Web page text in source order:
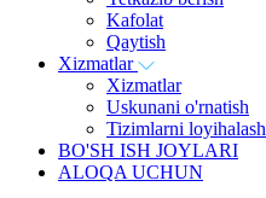
Kafolat
Qaytish
Xizmatlar
Xizmatlar
Uskunani o'rnatish
Tizimlarni loyihalash
BO'SH ISH JOYLARI
ALOQA UCHUN